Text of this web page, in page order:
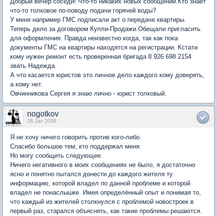
что-то толковое по-поводу подачи горячей воды?
У меня например ГМС подписали акт о передаче квартиры.
Теперь дело за договором Купли-Продажи.Обещали пригласить
для оформления. Правда неизвестно когда, так как пока
документы ГМС на квартиры находятся на регистрации. Кстати
кому нужен ремонт есть проверенная бригада 8 926 698 2154
звать Надежда.
А что касается юристов это личное дело каждого кому доверять,
а кому нет.
Овчинникова Сергея я знаю лично - юрист толковый.
nogotkov
28 Jan 2009
Я не хочу ничего говорить против кого-либо.
Спасибо большое тем, кто поддержал меня.
Но могу сообщить следующее.
Ничего негативного в моих сообщениях не было, я достаточно
ясно и понятно пытался донести до каждого жителя ту
информацию, которой владел по данной проблеме и которой
владел не понаслышке. Имея определённый опыт и понимая то,
что каждый из жителей столкнулся с проблемой новостроек в
первый раз, старался объяснять, как такие проблемы решаются.